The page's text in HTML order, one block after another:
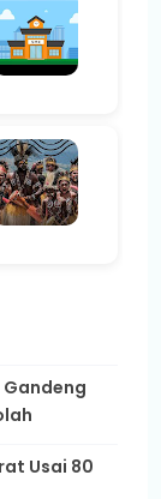
Gandeng
Usai 80